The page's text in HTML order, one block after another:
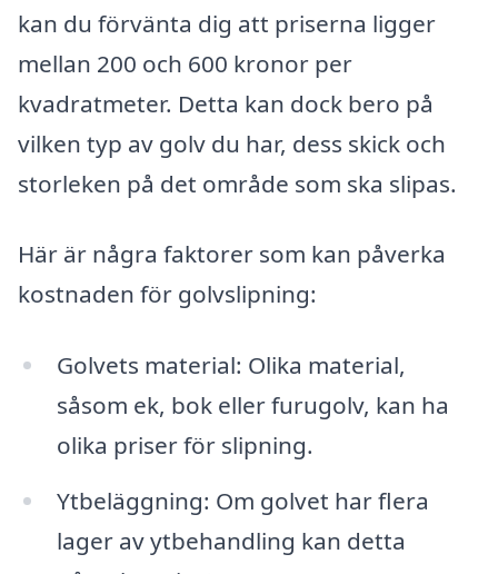
kan du förvänta dig att priserna ligger
mellan 200 och 600 kronor per
kvadratmeter. Detta kan dock bero på
vilken typ av golv du har, dess skick och
storleken på det område som ska slipas.
Här är några faktorer som kan påverka
kostnaden för golvslipning:
Golvets material: Olika material,
såsom ek, bok eller furugolv, kan ha
olika priser för slipning.
Ytbeläggning: Om golvet har flera
lager av ytbehandling kan detta